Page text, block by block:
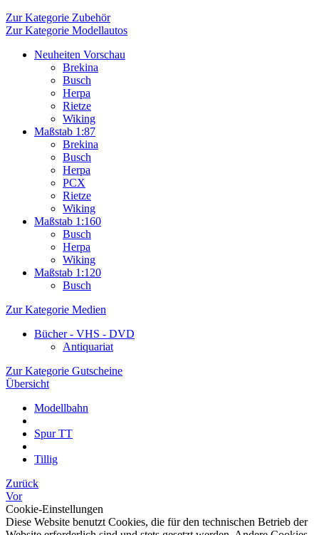
Zur Kategorie Zubehör
Zur Kategorie Modellautos
Neuheiten Vorschau
Brekina
Busch
Herpa
Rietze
Wiking
Maßstab 1:87
Brekina
Busch
Herpa
PCX
Rietze
Wiking
Maßstab 1:160
Busch
Herpa
Wiking
Maßstab 1:120
Busch
Zur Kategorie Medien
Bücher - VHS - DVD
Antiquariat
Zur Kategorie Gutscheine
Übersicht
Modellbahn
Spur TT
Tillig
Zurück
Vor
Cookie-Einstellungen
Diese Website benutzt Cookies, die für den technischen Betrieb der